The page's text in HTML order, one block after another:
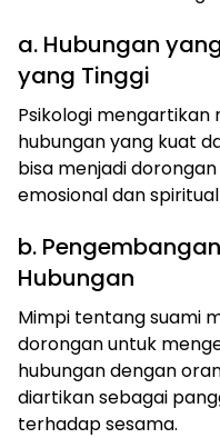
a. Hubungan
yang Tinggi
Psikologi mengartikan
hubungan yang kuat
bisa menjadi
emosional dan
b.
Hubungan
Mimpi tentang suami
dorongan untuk
hubungan dengan
diartikan sebagai
terhadap sesama.